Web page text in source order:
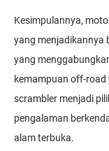
Kesimpulannya,
yang menjadikannya
yang
kemampuan off-
scrambler menjadi
pengalaman
alam terbuka.